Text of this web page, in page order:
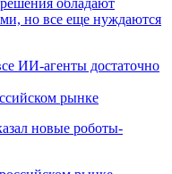
обладают
но все еще нуждаются
рынке
новые роботы-